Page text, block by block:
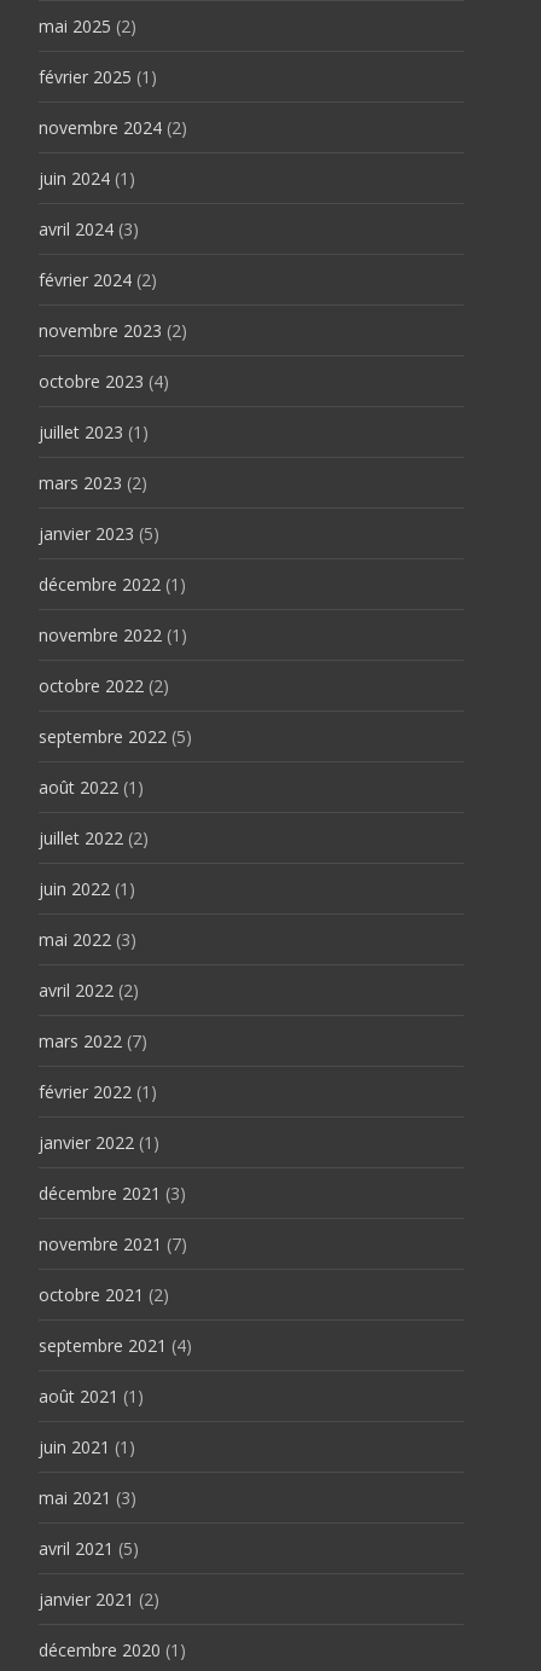
mai 2025 (2)
février 2025 (1)
novembre 2024 (2)
juin 2024 (1)
avril 2024 (3)
février 2024 (2)
novembre 2023 (2)
octobre 2023 (4)
juillet 2023 (1)
mars 2023 (2)
janvier 2023 (5)
décembre 2022 (1)
novembre 2022 (1)
octobre 2022 (2)
septembre 2022 (5)
août 2022 (1)
juillet 2022 (2)
juin 2022 (1)
mai 2022 (3)
avril 2022 (2)
mars 2022 (7)
février 2022 (1)
janvier 2022 (1)
décembre 2021 (3)
novembre 2021 (7)
octobre 2021 (2)
septembre 2021 (4)
août 2021 (1)
juin 2021 (1)
mai 2021 (3)
avril 2021 (5)
janvier 2021 (2)
décembre 2020 (1)